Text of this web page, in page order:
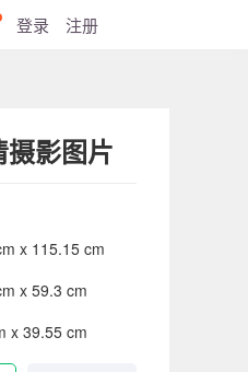
登录 注册
影图片
x 115.15 cm
x 59.3 cm
x 39.55 cm